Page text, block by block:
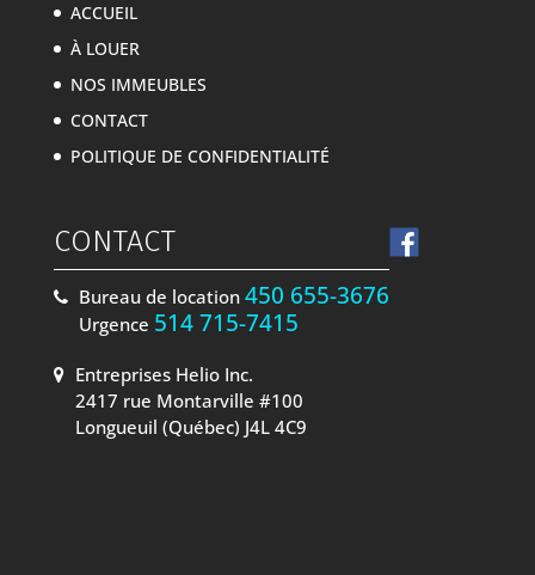
ACCUEIL
À LOUER
NOS IMMEUBLES
CONTACT
POLITIQUE DE CONFIDENTIALITÉ
CONTACT
Bureau de location 450 655-3676
Urgence 514 715-7415
Entreprises Helio Inc.
2417 rue Montarville #100
Longueuil (Québec) J4L 4C9